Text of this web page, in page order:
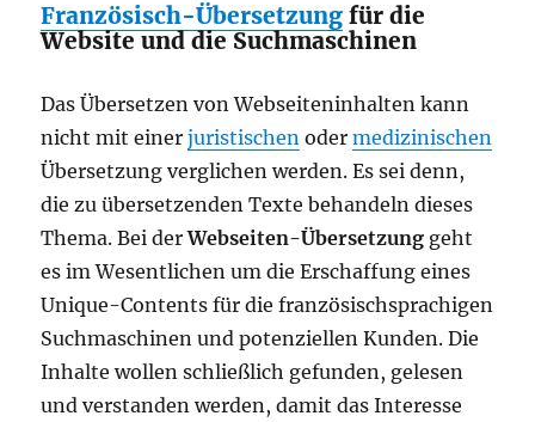
Französisch-Übersetzung für die
Website und die Suchmaschinen
Das Übersetzen von Webseiteninhalten kann
nicht mit einerjuristischen odermedizinischen
Übersetzung verglichen werden. Es sei denn,
die zu übersetzenden Texte behandeln dieses
Thema. Bei derWebseiten-Übersetzung geht
es im Wesentlichen um die Erschaffung eines
Unique-Contents für die französischsprachigen
Suchmaschinen und potenziellen Kunden. Die
Inhalte wollen schließlich gefunden, gelesen
und verstanden werden, damit das Interesse